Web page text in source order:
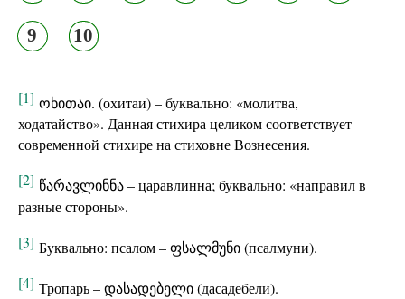
9 10
[1] ოხითაი. (охитаи) – буквально: «молитва,
ходатайство». Данная стихира целиком соответствует
современной стихире на стиховне Вознесения.
[2] წარავლინნა – царавлинна; буквально: «направил в
разные стороны».
[3] Буквально: псалом – ფსალმუნი (псалмуни).
[4] Тропарь – დასადებელი (дасадебели).